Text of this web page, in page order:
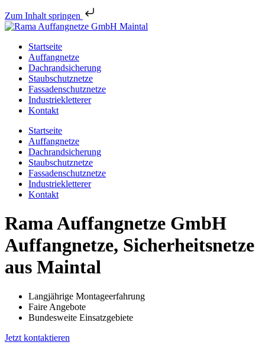
Zum Inhalt springen
Startseite
Auffangnetze
Dachrandsicherung
Staubschutznetze
Fassadenschutznetze
Industriekletterer
Kontakt
Startseite
Auffangnetze
Dachrandsicherung
Staubschutznetze
Fassadenschutznetze
Industriekletterer
Kontakt
Rama Auffangnetze GmbH
Auffangnetze, Sicherheitsnetze
aus Maintal
Langjährige Montageerfahrung
Faire Angebote
Bundesweite Einsatzgebiete
Jetzt kontaktieren